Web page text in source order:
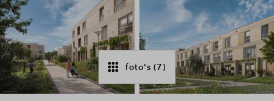
Inloggen
foto's (7)